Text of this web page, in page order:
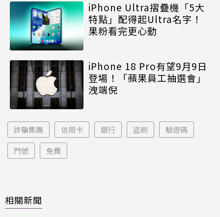
iPhone Ultra摺疊機「5大
特點」配得起Ultra名字！
果粉看完更心動
iPhone 18 Pro有望9月9日
登場！「蘋果員工抽選會」
洩端倪
詐騙集團 信用卡 銀行 盜刷 驗證碼
門號 免費
相關新聞